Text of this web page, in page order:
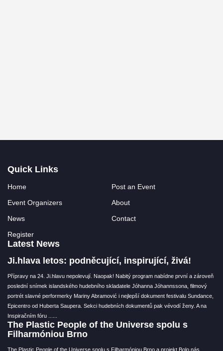
Quick Links
Home
Post an Event
Event Organizers
About
News
Contact
Register
Latest News
Ji.hlava letos: podněcující, inspirující, živá!
Přípravy na 24. Ji.hlavu nepolevují. Naopak! Nabitý program nabídne první a zároveň
poslední snímek islandského hudebního skladatele Jóhanna Jóhannssona, filmový
portrét slavné performerky Mariny Abramović i nejlepší dokument festivalu Sundance,
Epicentro od Huberta Saupera. Sekci hudebních dokumentů pak vévodí ženy. A na
Inspiračním fóru ...
The Plastic People of the Universe spolu s
Filharmóniou Brno
The Plastic People of the Universe spolu s Filharmóniou Brno a projekt Bolo nás